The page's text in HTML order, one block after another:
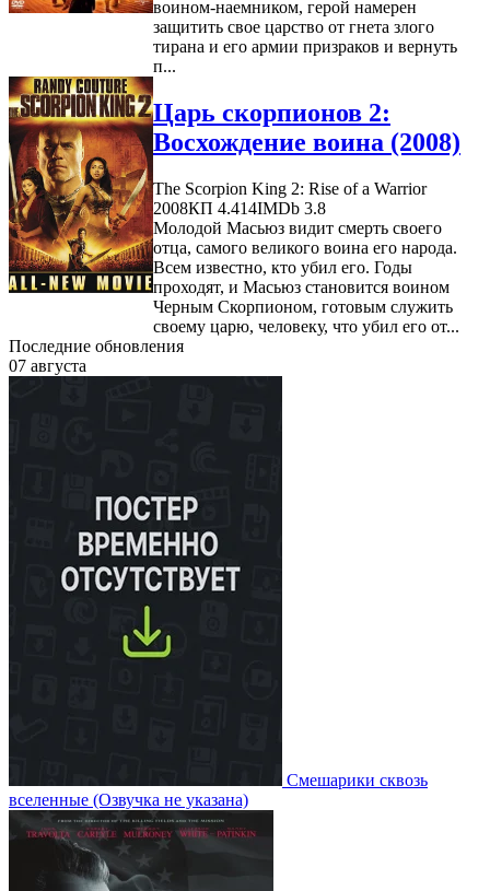
воином-наемником, герой намерен
защитить свое царство от гнета злого
тирана и его армии призраков и вернуть
п...
Царь скорпионов 2:
Восхождение воина (2008)
The Scorpion King 2: Rise of a Warrior
2008КП 4.414IMDb 3.8
Молодой Масьюз видит смерть своего
отца, самого великого воина его народа.
Всем известно, кто убил его. Годы
проходят, и Масьюз становится воином
Черным Скорпионом, готовым служить
своему царю, человеку, что убил его от...
Последние обновления
07 августа
Смешарики сквозь
вселенные (Озвучка не указана)